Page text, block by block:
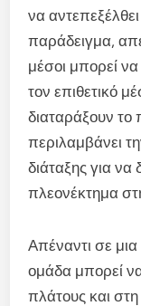
να
παράδειγμα,
μέσοι μπορεί
τον επιθετικό
διαταράξουν το
περιλαμβάνει
διάταξης για να
πλεονέκτημα
Απέναντι σε
ομάδα μπορεί
πλάτους και